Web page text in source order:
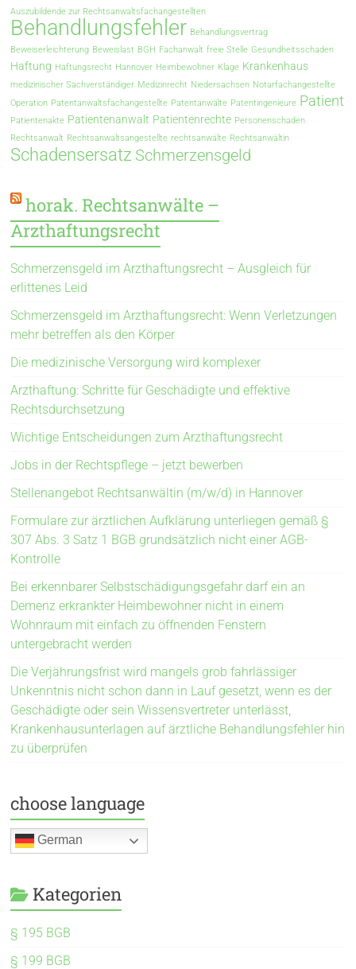
Auszubildende zur Rechtsanwaltsfachangestellten
Behandlungsfehler Behandlungsvertrag
Beweiserleichterung Beweislast BGH Fachanwalt freie Stelle Gesundheitsschaden
Haftung Haftungsrecht Hannover Heimbewohner Klage Krankenhaus
medizinischer Sachverständiger Medizinrecht Niedersachsen Notarfachangestellte
Operation Patentanwaltsfachangestellte Patentanwälte Patentingenieure Patient
Patientenakte Patientenanwalt Patientenrechte Personenschaden
Rechtsanwalt Rechtsanwaltsangestellte rechtsanwälte Rechtsanwältin
Schadensersatz Schmerzensgeld
horak. Rechtsanwälte –
Arzthaftungsrecht
Schmerzensgeld im Arzthaftungsrecht – Ausgleich für
erlittenes Leid
Schmerzensgeld im Arzthaftungsrecht: Wenn Verletzungen
mehr betreffen als den Körper
Die medizinische Versorgung wird komplexer
Arzthaftung: Schritte für Geschädigte und effektive
Rechtsdurchsetzung
Wichtige Entscheidungen zum Arzthaftungsrecht
Jobs in der Rechtspflege – jetzt bewerben
Stellenangebot Rechtsanwältin (m/w/d) in Hannover
Formulare zur ärztlichen Aufklärung unterliegen gemäß §
307 Abs. 3 Satz 1 BGB grundsätzlich nicht einer AGB-
Kontrolle
Bei erkennbarer Selbstschädigungsgefahr darf ein an
Demenz erkrankter Heimbewohner nicht in einem
Wohnraum mit einfach zu öffnenden Fenstern
untergebracht werden
Die Verjährungsfrist wird mangels grob fahrlässiger
Unkenntnis nicht schon dann in Lauf gesetzt, wenn es der
Geschädigte oder sein Wissensvertreter unterlässt,
Krankenhausunterlagen auf ärztliche Behandlungsfehler hin
zu überprüfen
choose language
German
Kategorien
§ 195 BGB
§ 199 BGB